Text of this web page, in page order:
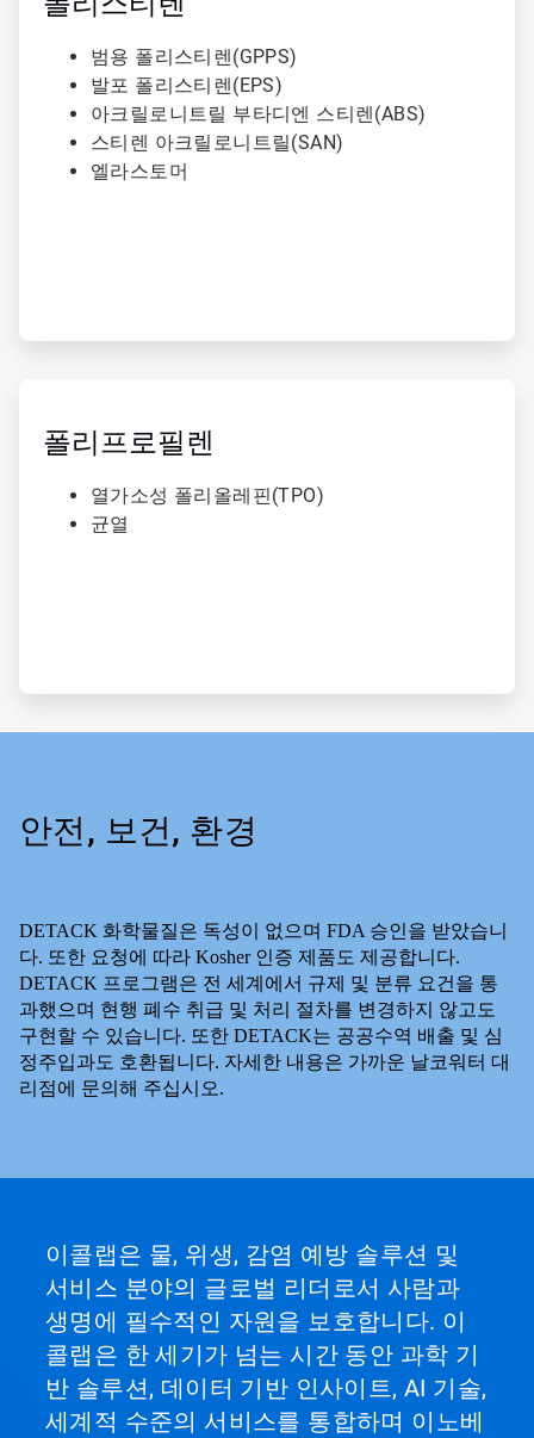
범용 폴리스티렌(GPPS)
발포 폴리스티렌(EPS)
아크릴로니트릴 부타디엔 스티렌(ABS)
스티렌 아크릴로니트릴(SAN)
엘라스토머
폴리프로필렌
열가소성 폴리올레핀(TPO)
균열
안전, 보건, 환경
DETACK 화학물질은 독성이 없으며 FDA 승인을 받았습니
다. 또한 요청에 따라 Kosher 인증 제품도 제공합니다.
DETACK 프로그램은 전 세계에서 규제 및 분류 요건을 통
과했으며 현행 폐수 취급 및 처리 절차를 변경하지 않고도
구현할 수 있습니다. 또한 DETACK는 공공수역 배출 및 심
정주입과도 호환됩니다. 자세한 내용은 가까운 날코워터 대
리점에 문의해 주십시오.
이콜랩은 물, 위생, 감염 예방 솔루션 및
서비스 분야의 글로벌 리더로서 사람과
생명에 필수적인 자원을 보호합니다. 이
콜랩은 한 세기가 넘는 시간 동안 과학 기
반 솔루션, 데이터 기반 인사이트, AI 기술,
세계적 수준의 서비스를 통합하며 이노베